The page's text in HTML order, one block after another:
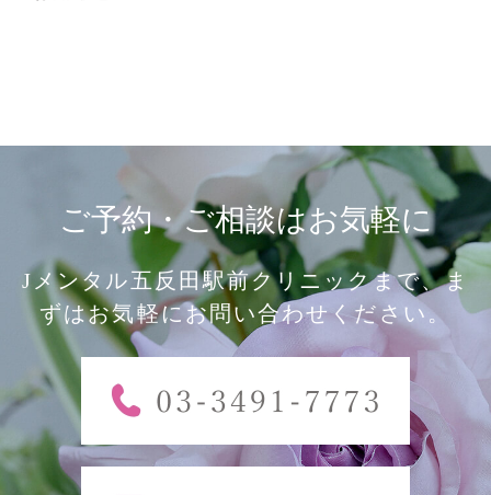
ご予約・ご相談はお気軽に
Jメンタル五反田駅前クリニックまで、ま
ずはお気軽にお問い合わせください。